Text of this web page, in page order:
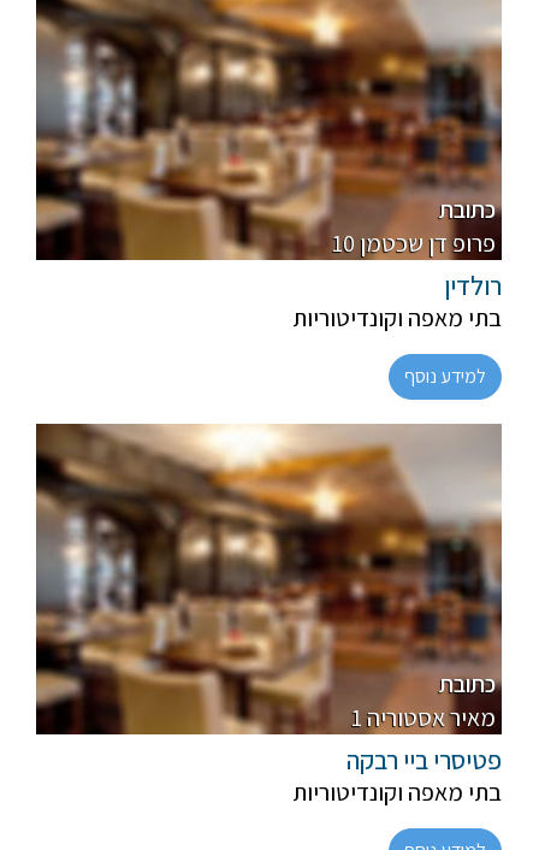
רגיל
חלבי
כתובת
10 פרופ דן שכטמן
רולדין
בתי מאפה וקונדיטוריות
למידע נוסף
מהדרין
פרווה, חלבי
כתובת
1 מאיר אסטוריה
פטיסרי ביי רבקה
בתי מאפה וקונדיטוריות